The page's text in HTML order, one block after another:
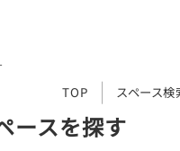
TOP スペース検
ースを探す